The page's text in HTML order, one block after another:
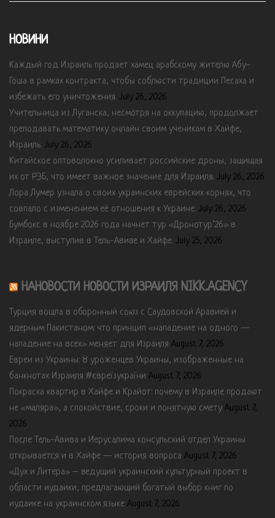
НОВИНИ
Каждый год Израиль продает хамец арабскому жителю Абу-
Гоша в рамках контракта, чтобы соблюсти традиции Песаха и
избежать его уничтожения. July 26, 2026
Учительница из Луганска, несмотря на оккупацию, продолжает
преподавать математику онлайн своим ученикам в Хайфе,
Израиль. July 26, 2026
Китайское оптоволокно усиливает российские дроны, защищая
их от РЭБ, что имеет важное значение для Израиля. July 26, 2026
Лора Лумер узнала о своих украинских еврейских корнях, что
совпало с изменением её отношения к Украине. July 26, 2026
Бумбокс в ноябре 2026 года начнет тур «Дронотур’26» в
Израиле, выступив в Тель-Авиве и Хайфе. July 25, 2026
НАНОВОСТИ НОВОСТИ ИЗРАИЛЯ NIKK.AGENCY
Турция вошла в оборонный союз с Саудовской Аравией и
ядерным Пакистаном: что принцип «нападение на одного —
нападение на всех» меняет для Израиля August 7, 2026
Евреи из Украины: 8 уроженцев Украины, изображенные на
банкнотах Израиля #євреїзукраїни August 7, 2026
Покраска квартир в Хайфе и Крайот: почему в Израиле продают
не «маляра», а спокойствие, сроки и понятную смету August 7,
2026
После Тель-Авива и Иерусалима консульский отдел Украины
открывается и в Хайфе — история вопроса August 7, 2026
«Дух и Литера» – ведущий украинский культурный проект в
области иудаики, предлагающий богатый выбор книг по
иудаике на украинском языке August 7, 2026